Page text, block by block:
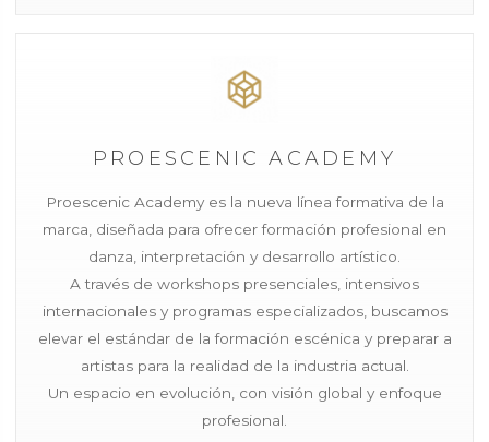
PROESCENIC ACADEMY
Proescenic Academy es la nueva línea formativa de la
marca, diseñada para ofrecer formación profesional en
danza, interpretación y desarrollo artístico.
A través de workshops presenciales, intensivos
internacionales y programas especializados, buscamos
elevar el estándar de la formación escénica y preparar a
artistas para la realidad de la industria actual.
Un espacio en evolución, con visión global y enfoque
profesional.